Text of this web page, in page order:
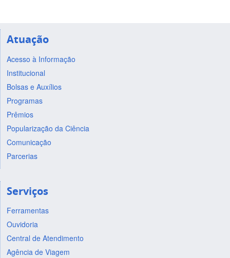
Atuação
Acesso à Informação
Institucional
Bolsas e Auxílios
Programas
Prêmios
Popularização da Ciência
Comunicação
Parcerias
Serviços
Ferramentas
Ouvidoria
Central de Atendimento
Agência de Viagem